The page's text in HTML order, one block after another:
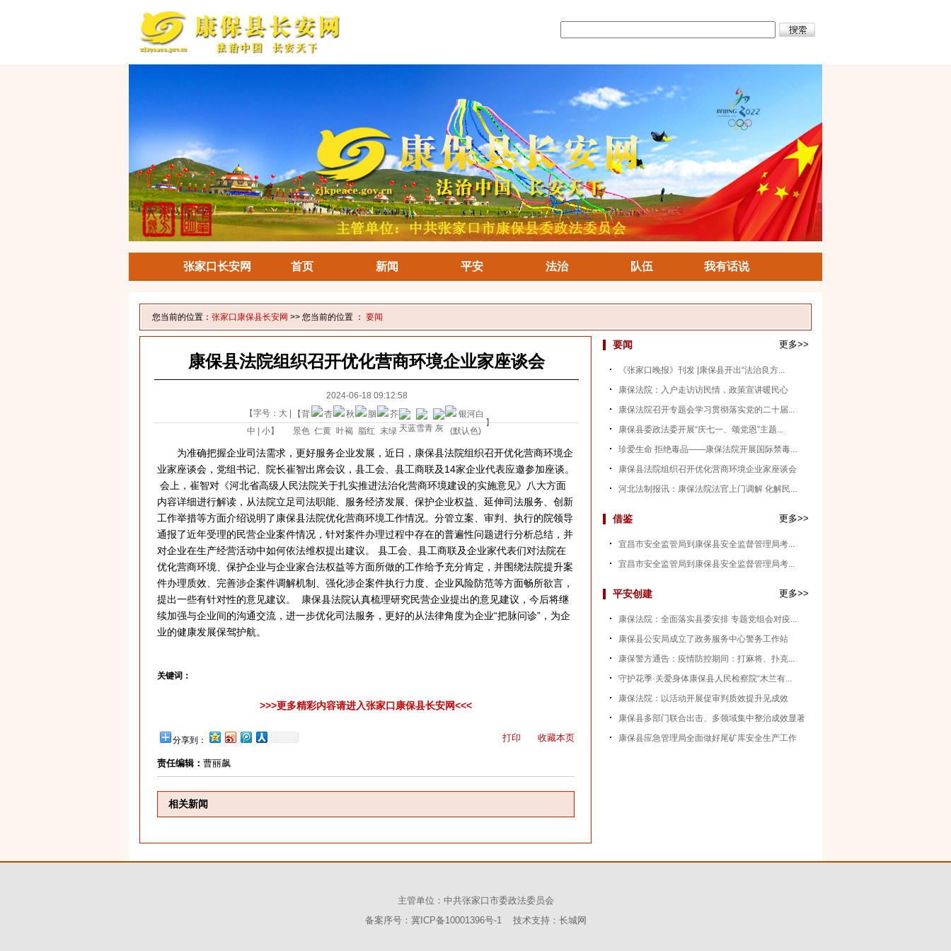
张家口长安网 首页 新闻 平安 法治 队伍 我有话说
您当前的位置： 张家口康保县长安网 >> 您当前的位置 ： 要闻
康保县法院组织召开优化营商环境企业家座谈会
2024-06-18 09:12:58
【字号： 大
中
小】
【背
景色
】
为准确把握企业司法需求，更好服务企业发展，近日，康保县法院组织召开优化营商环境企
业家座谈会，党组书记、院长崔智出席会议，县工会、县工商联及14家企业代表应邀参加座谈。
会上，崔智对《河北省高级人民法院关于扎实推进法治化营商环境建设的实施意见》八大方面
内容详细进行解读，从法院立足司法职能、服务经济发展、保护企业权益、延伸司法服务、创新
工作举措等方面介绍说明了康保县法院优化营商环境工作情况。分管立案、审判、执行的院领导
通报了近年受理的民营企业案件情况，针对案件办理过程中存在的普遍性问题进行分析总结，并
对企业在生产经营活动中如何依法维权提出建议。 县工会、县工商联及企业家代表们对法院在
优化营商环境、保护企业与企业家合法权益等方面所做的工作给予充分肯定，并围绕法院提升案
件办理质效、完善涉企案件调解机制、强化涉企案件执行力度、企业风险防范等方面畅所欲言，
提出一些有针对性的意见建议。 康保县法院认真梳理研究民营企业提出的意见建议，今后将继
续加强与企业间的沟通交流，进一步优化司法服务，更好的从法律角度为企业“把脉问诊”，为企
业的健康发展保驾护航。
关键词：
>>>更多精彩内容请进入张家口康保县长安网<<<
分享到： 打印 收藏本页
责任编辑： 曹丽飙
相关新闻
要闻 更多>>
《张家口晚报》刊发 |康保县开出“法治良方...
康保法院：入户走访访民情，政策宣讲暖民心
康保法院召开专题会学习贯彻落实党的二十届...
康保县委政法委开展“庆七一、颂党恩”主题...
珍爱生命 拒绝毒品——康保法院开展国际禁毒...
康保县法院组织召开优化营商环境企业家座谈会
河北法制报讯：康保法院法官上门调解 化解民...
借鉴 更多>>
宜昌市安全监管局到康保县安全监督管理局考...
宜昌市安全监管局到康保县安全监督管理局考...
平安创建 更多>>
康保法院：全面落实县委安排 专题党组会对疫...
康保县公安局成立了政务服务中心警务工作站
康保警方通告：疫情防控期间：打麻将、扑克...
守护花季·关爱身体康保县人民检察院“木兰有...
康保法院：以活动开展促审判质效提升见成效
康保县多部门联合出击、多领域集中整治成效显著
康保县应急管理局全面做好尾矿库安全生产工作
主管单位：中共张家口市委政法委员会
备案序号：冀ICP备10001396号-1 技术支持： 长城网